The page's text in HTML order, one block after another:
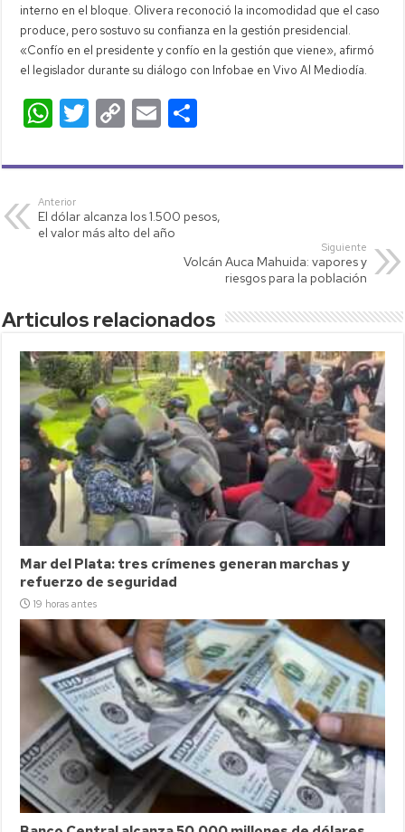
interno en el bloque. Olivera reconoció la incomodidad que el caso
produce, pero sostuvo su confianza en la gestión presidencial.
«Confío en el presidente y confío en la gestión que viene», afirmó
el legislador durante su diálogo con Infobae en Vivo Al Mediodía.
W
at
s
A
T
tt
C
p
Li
E
ail m
ar
tir
Anterior
El dólar alcanza los 1.500 pesos,
el valor más alto del año
Siguiente
Volcán Auca Mahuida: vapores y
riesgos para la población
Articulos relacionados
Mar del Plata: tres crímenes generan marchas y
refuerzo de seguridad
19 horas antes